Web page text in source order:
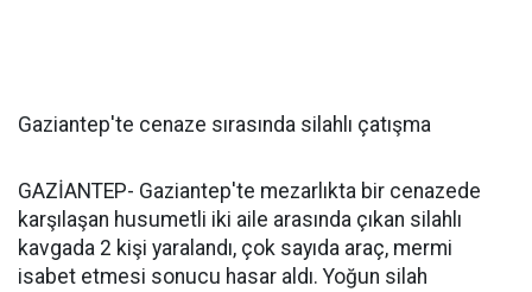
Gaziantep'te cenaze sırasında silahlı çatışma
GAZİANTEP- Gaziantep'te mezarlıkta bir cenazede
karşılaşan husumetli iki aile arasında çıkan silahlı
kavgada 2 kişi yaralandı, çok sayıda araç, mermi
isabet etmesi sonucu hasar aldı. Yoğun silah